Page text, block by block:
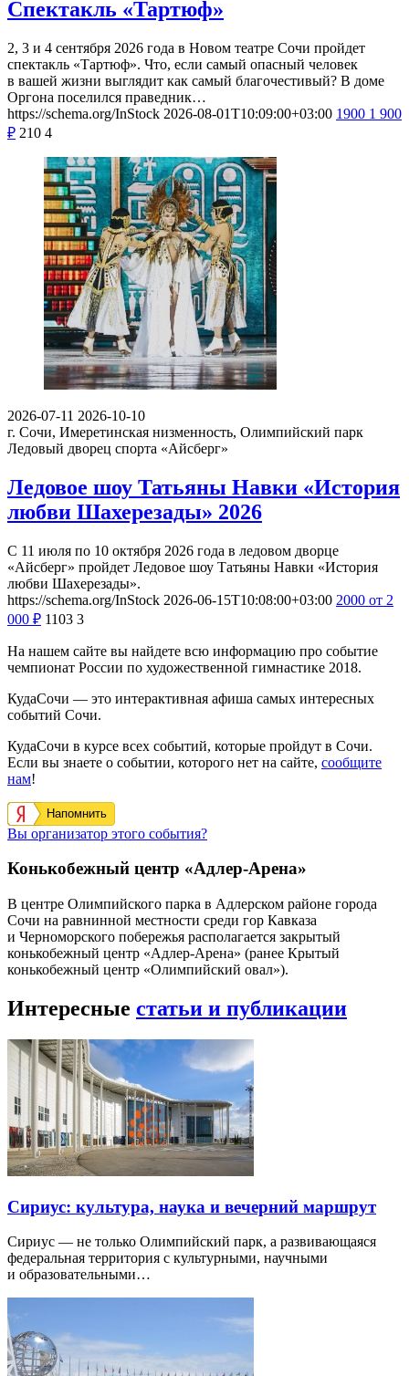
Спектакль «Тартюф»
2, 3 и 4 сентября 2026 года в Новом театре Сочи пройдет
спектакль «Тартюф». Что, если самый опасный человек
в вашей жизни выглядит как самый благочестивый? В доме
Оргона поселился праведник…
https://schema.org/InStock 2026-08-01T10:09:00+03:00 1900 1 900
₽ 210 4
2026-07-11 2026-10-10
г. Сочи, Имеретинская низменность, Олимпийский парк
Ледовый дворец спорта «Айсберг»
Ледовое шоу Татьяны Навки «История
любви Шахерезады» 2026
С 11 июля по 10 октября 2026 года в ледовом дворце
«Айсберг» пройдет Ледовое шоу Татьяны Навки «История
любви Шахерезады».
https://schema.org/InStock 2026-06-15T10:08:00+03:00 2000 от 2
000 ₽ 1103 3
На нашем сайте вы найдете всю информацию про событие
чемпионат России по художественной гимнастике 2018.
КудаСочи — это интерактивная афиша самых интересных
событий Сочи.
КудаСочи в курсе всех событий, которые пройдут в Сочи.
Если вы знаете о событии, которого нет на сайте, сообщите
нам!
Напомнить
Вы организатор этого события?
Конькобежный центр «Адлер-Арена»
В центре Олимпийского парка в Адлерском районе города
Сочи на равнинной местности среди гор Кавказа
и Черноморского побережья располагается закрытый
конькобежный центр «Адлер-Арена» (ранее Крытый
конькобежный центр «Олимпийский овал»).
Интересные статьи и публикации
Сириус: культура, наука и вечерний маршрут
Сириус — не только Олимпийский парк, а развивающаяся
федеральная территория с культурными, научными
и образовательными…